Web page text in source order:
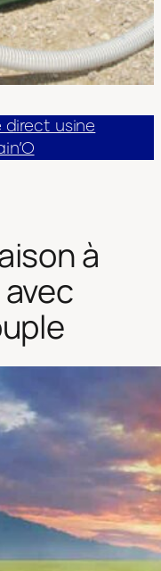
direct usine
à